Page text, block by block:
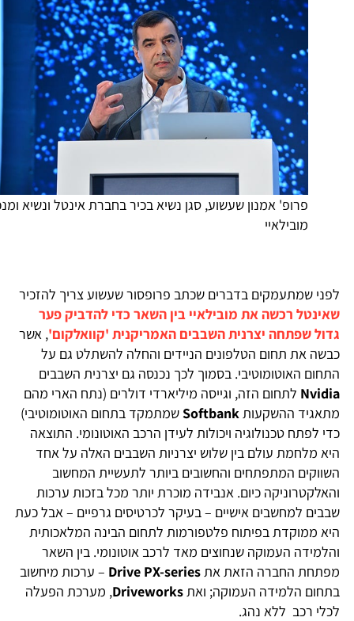
פרופ' אמנון שעשוע, סגן נשיא בכיר בחברת אינטל ונשיא ומנכ"ל
מובילאיי
שמתעמקים בדברים שכתב פרופסור שעשוע צריך להזכיר
רכשה את מובילאיי בין השאר כדי להדביק פער
שפתחה יצרנית השבבים האמריקנית 'קוואלקום', אשר
את תחום הטלפונים הניידים והחלה להשתלט גם על
האוטומוטיבי. בסמוך לכך נכנסה גם יצרנית השבבים
לתחום הזה, וגייסה מיליארדי דולרים (נתח הארי מהם
ההשקעותSoftbankשמתמקד בתחום האוטומוטיבי)
לפתח טכנולוגיה ויכולות לעידן הרכב האוטונומי. התוצאה
מלחמת עולם בין שלוש יצרניות השבבים האלה על אחד
המתפתחים והחשובים ביותר לתעשיית המחשוב
כיום. אנבידה מוכרת יותר מכל בזכות ערכות
למחשבים אישיים – בעיקר לכרטיסים גרפיים – אבל כעת
ממוקדת בפיתוח פלטפורמות לתחום הבינה המלאכותית
העמוקה שנחוצים מאד לרכב אוטונומי. בין השאר
החברה הזאת אתDrive PX-series– ערכות מיחשוב
הלמידה העמוקה; ואתDriveworks, מערכת הפעלה
רכב ללא נהג.